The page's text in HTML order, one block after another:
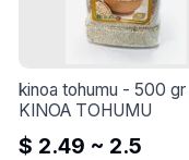
kinoa tohumu - 500 gr
KINOA TOHUMU
$ 2.49 ~ 2.5